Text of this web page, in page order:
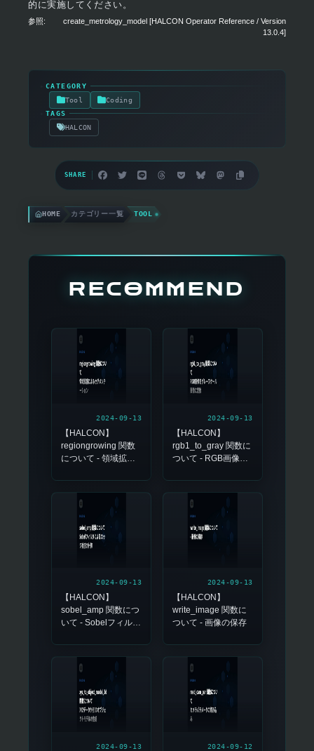
的に実施してください。
参照:
create_metrology_model [HALCON Operator Reference / Version
13.0.4]
CATEGORY
Tool Coding
TAGS
HALCON
SHARE
HOME カテゴリー一覧 TOOL
RECOMMEND
2024-09-13
【HALCON】
regiongrowing 関数
について - 領域拡張
ション
2024-09-13
【HALCON】
rgb1_to_gray 関数に
ついて - RGB画像を
に変換
2024-09-13
【HALCON】
sobel_amp 関数につ
いて - Sobelフィルタ
計算
2024-09-13
【HALCON】
write_image 関数に
ついて - 画像の保存
2024-09-13 2024-09-12